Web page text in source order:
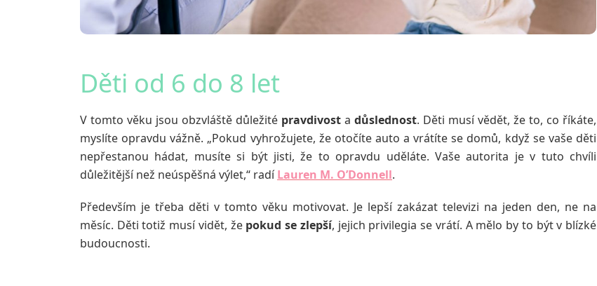
Děti od 6 do 8 let
V tomto věku jsou obzvláště důležité pravdivost a důslednost. Děti musí vědět, že to, co říkáte,
myslíte opravdu vážně. „Pokud vyhrožujete, že otočíte auto a vrátíte se domů, když se vaše děti
nepřestanou hádat, musíte si být jisti, že to opravdu uděláte. Vaše autorita je v tuto chvíli
důležitější než neúspěšná výlet,“ radíLauren M. O’Donnell.
Především je třeba děti v tomto věku motivovat. Je lepší zakázat televizi na jeden den, ne na
měsíc. Děti totiž musí vidět, že pokud se zlepší, jejich privilegia se vrátí. A mělo by to být v blízké
budoucnosti.